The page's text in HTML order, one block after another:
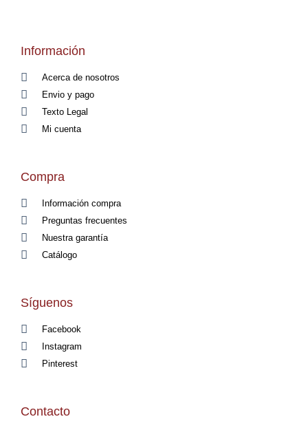
Información
Acerca de nosotros
Envio y pago
Texto Legal
Mi cuenta
Compra
Información compra
Preguntas frecuentes
Nuestra garantía
Catálogo
Síguenos
Facebook
Instagram
Pinterest
Contacto